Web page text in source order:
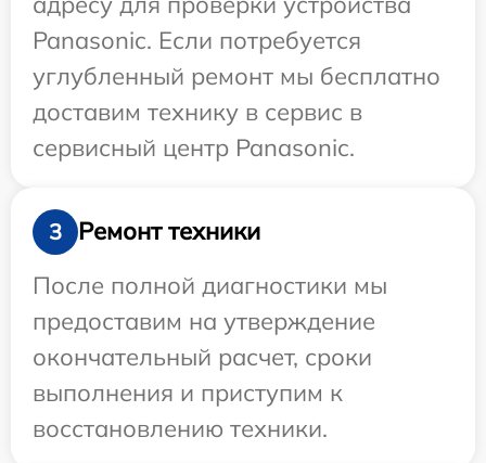
Panasonic. Если потребуется
углубленный ремонт мы бесплатно
доставим технику в сервис в
сервисный центр Panasonic.
3
Ремонт техники
После полной диагностики мы
предоставим на утверждение
окончательный расчет, сроки
выполнения и приступим к
восстановлению техники.